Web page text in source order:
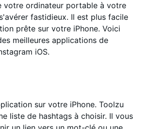
votre ordinateur portable à votre
fastidieux. Il est plus facile
prête sur votre iPhone. Voici
meilleures applications de
iOS.
sur votre iPhone. Toolzu
liste de hashtags à choisir. Il vous